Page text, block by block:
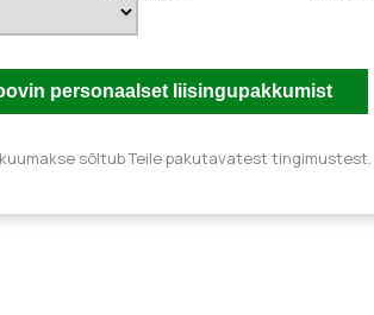
sõltub Teile pakutavatest tingimustest.